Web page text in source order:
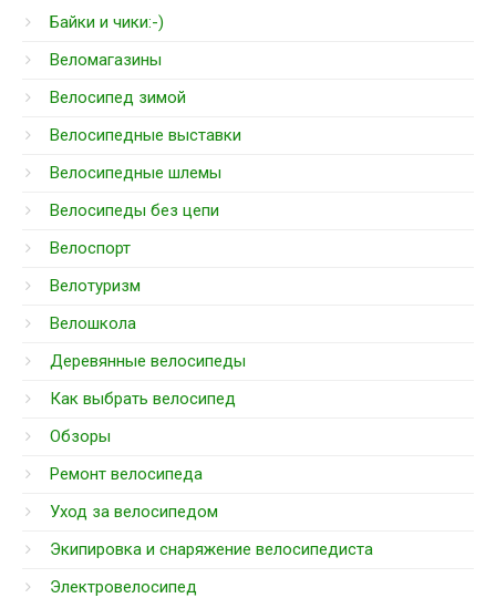
Байки и чики:-)
Веломагазины
Велосипед зимой
Велосипедные выставки
Велосипедные шлемы
Велосипеды без цепи
Велоспорт
Велотуризм
Велошкола
Деревянные велосипеды
Как выбрать велосипед
Обзоры
Ремонт велосипеда
Уход за велосипедом
Экипировка и снаряжение велосипедиста
Электровелосипед